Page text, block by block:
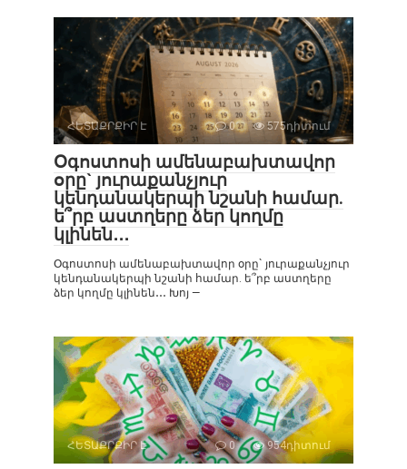
ՀԵՏԱՔՐՔԻՐ Է 0 575դիտում
Օգոստոսի ամենաբախտավոր
օրը` յուրաքանչյուր
կենդանակերպի նշանի համար.
ե՞րբ աստղերը ձեր կողմը
կլինեն․․․
Օգոստոսի ամենաբախտավոր օրը` յուրաքանչյուր
կենդանակերպի նշանի համար. ե՞րբ աստղերը
ձեր կողմը կլինեն․․․ Խոյ —
ՀԵՏԱՔՐՔԻՐ Է 0 954դիտում